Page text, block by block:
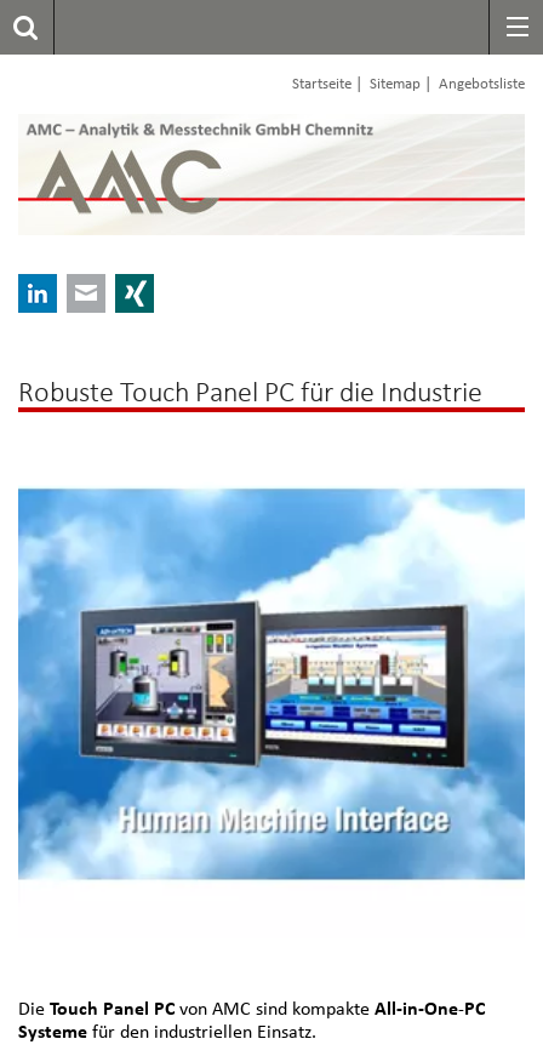
Startseite Sitemap Angebotsliste
LinkedInE-mail
Robuste Touch Panel PC für die Industrie
Die Touch Panel PC von AMC sind kompakte All-in-One-PC
Systeme für den industriellen Einsatz.